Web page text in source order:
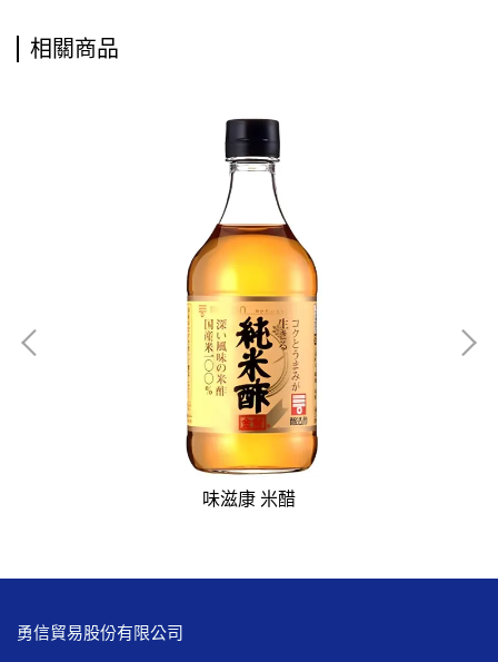
相關商品
味滋康 米醋
勇信貿易股份有限公司